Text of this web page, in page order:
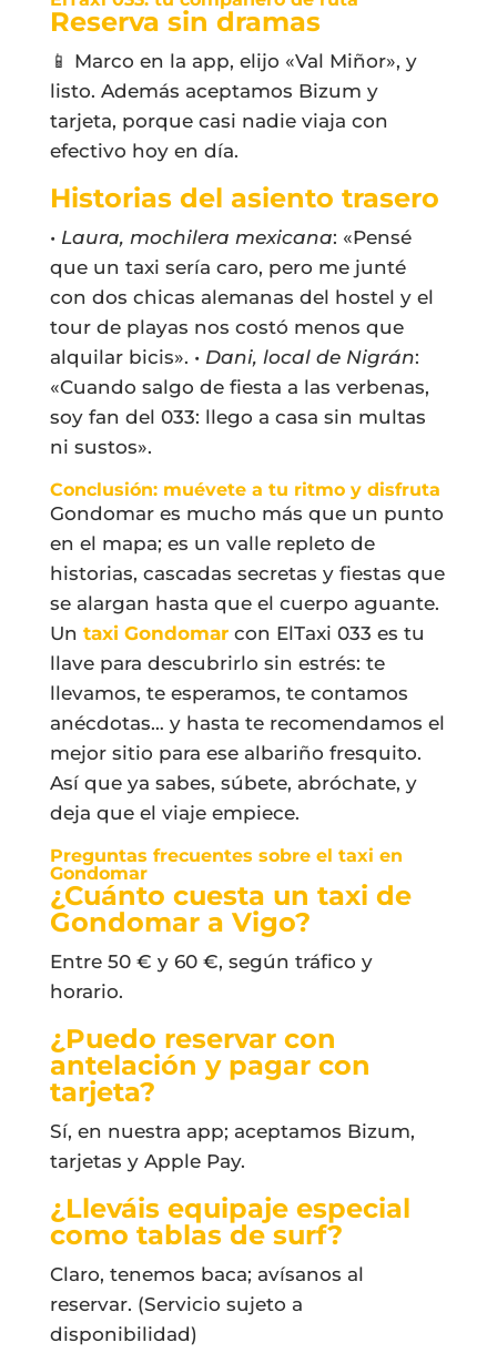
Reserva sin dramas
📱 Marco en la app, elijo «Val Miñor», y
listo. Además aceptamos Bizum y
tarjeta, porque casi nadie viaja con
efectivo hoy en día.
Historias del asiento trasero
• Laura, mochilera mexicana: «Pensé
que un taxi sería caro, pero me junté
con dos chicas alemanas del hostel y el
tour de playas nos costó menos que
alquilar bicis». • Dani, local de Nigrán:
«Cuando salgo de fiesta a las verbenas,
soy fan del 033: llego a casa sin multas
ni sustos».
Conclusión: muévete a tu ritmo y disfruta
Gondomar es mucho más que un punto
en el mapa; es un valle repleto de
historias, cascadas secretas y fiestas que
se alargan hasta que el cuerpo aguante.
Un taxi Gondomarcon ElTaxi 033 es tu
llave para descubrirlo sin estrés: te
llevamos, te esperamos, te contamos
anécdotas… y hasta te recomendamos el
mejor sitio para ese albariño fresquito.
Así que ya sabes, súbete, abróchate, y
deja que el viaje empiece.
Preguntas frecuentes sobre el taxi en
Gondomar
¿Cuánto cuesta un taxi de
Gondomar a Vigo?
Entre 50 € y 60 €, según tráfico y
horario.
¿Puedo reservar con
antelación y pagar con
tarjeta?
Sí, en nuestra app; aceptamos Bizum,
tarjetas y Apple Pay.
¿Lleváis equipaje especial
como tablas de surf?
Claro, tenemos baca; avísanos al
reservar. (Servicio sujeto a
disponibilidad)